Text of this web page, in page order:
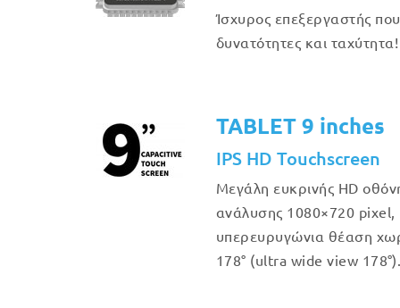
Ίσχυρος επεξεργαστής
δυνατότητες και ταχύτητα!
TABLET 9 inches
IPS HD Touchscreen
Μεγάλη ευκρινής HD
ανάλυσης 1080×720 pixel,
υπερευρυγώνια θέαση
178° (ultra wide view